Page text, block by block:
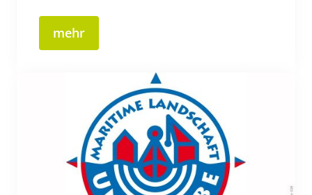
mehr